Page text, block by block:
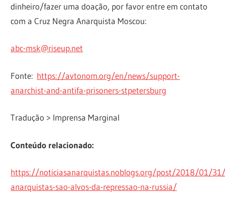
dinheiro/fazer uma doação, por favor entre em contato
com a Cruz Negra Anarquista Moscou:
abc-msk@riseup.net
Fonte: https://avtonom.org/en/news/support-
anarchist-and-antifa-prisoners-stpetersburg
Tradução > Imprensa Marginal
Conteúdo relacionado:
https://noticiasanarquistas.noblogs.org/post/2018/01/
anarquistas-sao-alvos-da-repressao-na-russia/